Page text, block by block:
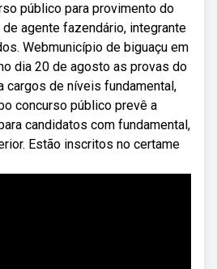
público para provimento do
agente fazendário, integrante
Webmunicípio de biguaçu em
dia 20 de agosto as provas do
cargos de níveis fundamental,
concurso público prevê a
candidatos com fundamental,
Estão inscritos no certame